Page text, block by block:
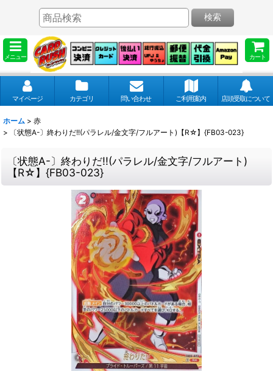
メニュー カート
検索
マイページ カテゴリ 問い合わせ ご利用案内 店頭受取について
ホーム > 赤
>
〔状態A-〕終わりだ!!(パラレル/金文字/フルアート)【R☆】{FB03-023}
〔状態A-〕終わりだ!!(パラレル/金文字/フルアート)
【R☆】{FB03-023}